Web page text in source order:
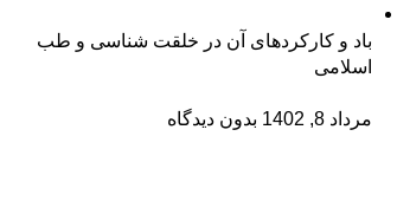
باد و کارکردهای آن در خلقت شناسی و طب
اسلامی
مرداد 8, 1402 بدون دیدگاه